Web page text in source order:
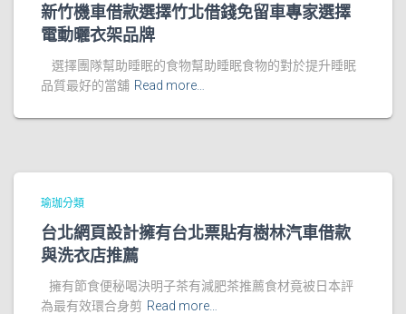
新竹機車借款選擇竹北借錢免留車專家選擇
電動曬衣架品牌
選擇團隊幫助睡眠的食物幫助睡眠食物的對於提升睡眠
品質最好的當舖 Read more…
瑜珈分類
台北網頁設計擁有台北票貼有樹林汽車借款
與洗衣店推薦
擁有節食便秘喝決明子茶有減肥茶推薦食材竟被日本評
為最有效環合身剪 Read more…